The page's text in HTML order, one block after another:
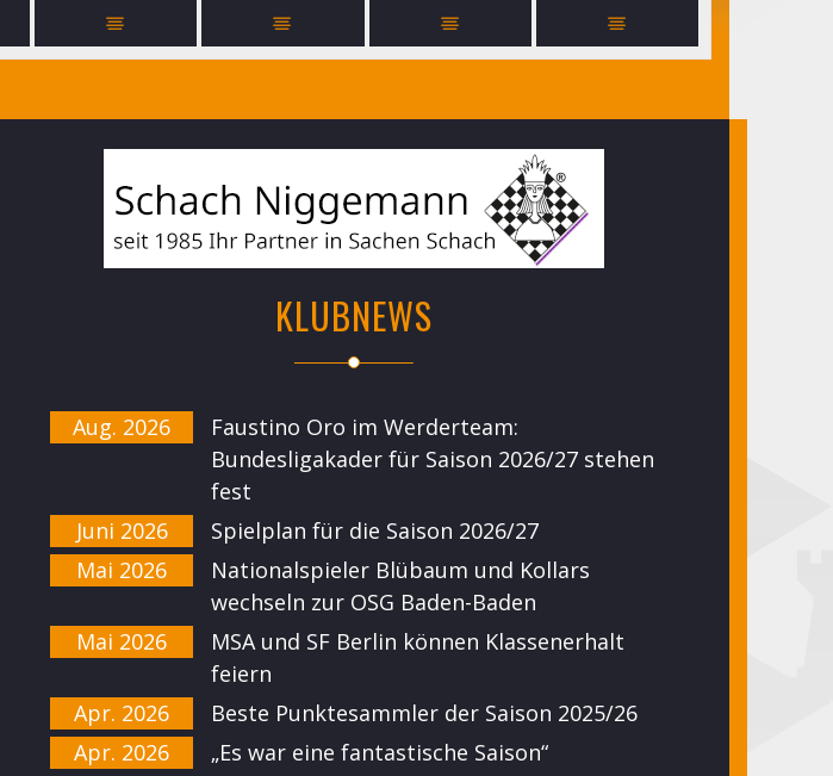
KLUBNEWS
Aug. 2026
Faustino Oro im Werderteam:
Bundesligakader für Saison 2026/27 stehen
fest
Juni 2026
Spielplan für die Saison 2026/27
Mai 2026
Nationalspieler Blübaum und Kollars
wechseln zur OSG Baden-Baden
Mai 2026
MSA und SF Berlin können Klassenerhalt
feiern
Apr. 2026
Beste Punktesammler der Saison 2025/26
Apr. 2026
„Es war eine fantastische Saison“